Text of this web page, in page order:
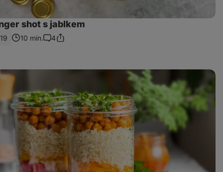
shot s jablkem
10 min.
Komentáře
4Sdílet